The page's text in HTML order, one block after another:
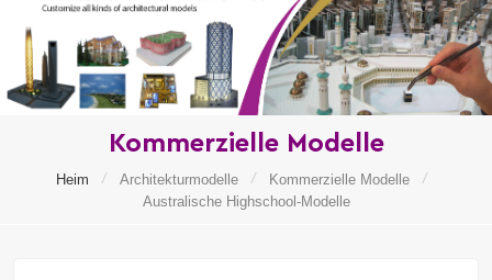
Kommerzielle Modelle
Heim / Architekturmodelle / Kommerzielle Modelle
/
Australische Highschool-Modelle